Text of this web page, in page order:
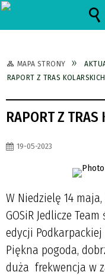
MAPA STRONY
RAPORT Z TRAS KOLARSKICH
RAPORT Z TRAS
19-05-2023
W Niedzielę 14
GOSiR Jedlicze
edycji
Piękna pogoda,
duża frekwencja w